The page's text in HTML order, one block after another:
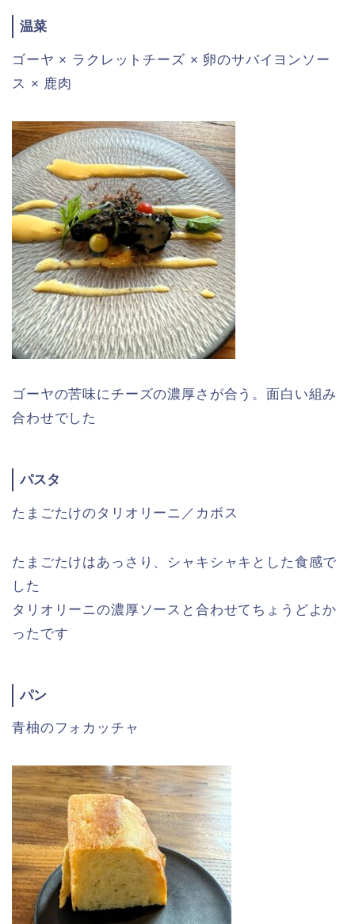
温菜
ゴーヤ × ラクレットチーズ × 卵のサバイヨンソー
ス × 鹿肉
ゴーヤの苦味にチーズの濃厚さが合う。面白い組み
合わせでした
パスタ
たまごたけのタリオリーニ／カボス
たまごたけはあっさり、シャキシャキとした食感で
した
タリオリーニの濃厚ソースと合わせてちょうどよか
ったです
パン
青柚のフォカッチャ